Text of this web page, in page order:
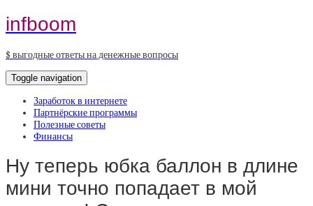
infboom
$ выгодные ответы на денежные вопросы
Toggle navigation
Заработок в интернете
Партнёрские программы
Полезные советы
Финансы
Ну теперь юбка баллон в длине
мини точно попадает в мой